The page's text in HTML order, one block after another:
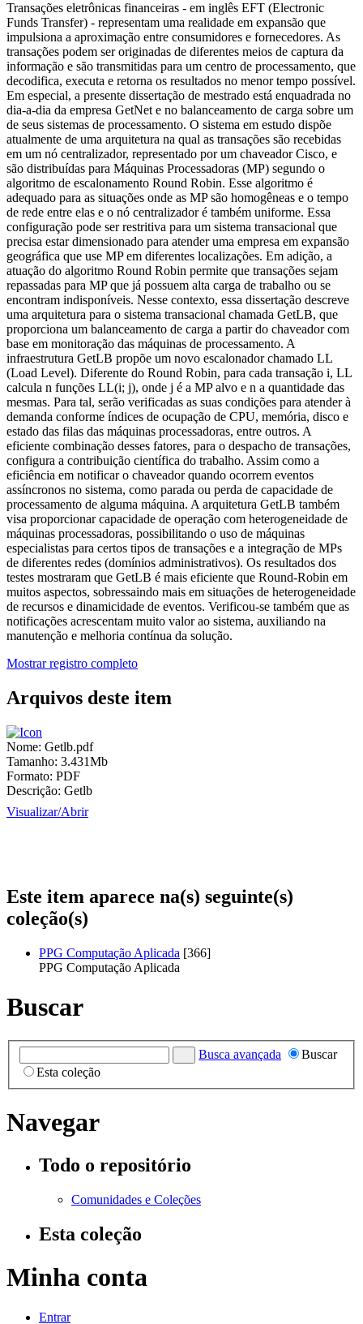
Transações eletrônicas financeiras - em inglês EFT (Electronic
Funds Transfer) - representam uma realidade em expansão que
impulsiona a aproximação entre consumidores e fornecedores. As
transações podem ser originadas de diferentes meios de captura da
informação e são transmitidas para um centro de processamento, que
decodifica, executa e retorna os resultados no menor tempo possível.
Em especial, a presente dissertação de mestrado está enquadrada no
dia-a-dia da empresa GetNet e no balanceamento de carga sobre um
de seus sistemas de processamento. O sistema em estudo dispõe
atualmente de uma arquitetura na qual as transações são recebidas
em um nó centralizador, representado por um chaveador Cisco, e
são distribuídas para Máquinas Processadoras (MP) segundo o
algoritmo de escalonamento Round Robin. Esse algoritmo é
adequado para as situações onde as MP são homogêneas e o tempo
de rede entre elas e o nó centralizador é também uniforme. Essa
configuração pode ser restritiva para um sistema transacional que
precisa estar dimensionado para atender uma empresa em expansão
geográfica que use MP em diferentes localizações. Em adição, a
atuação do algoritmo Round Robin permite que transações sejam
repassadas para MP que já possuem alta carga de trabalho ou se
encontram indisponíveis. Nesse contexto, essa dissertação descreve
uma arquitetura para o sistema transacional chamada GetLB, que
proporciona um balanceamento de carga a partir do chaveador com
base em monitoração das máquinas de processamento. A
infraestrutura GetLB propõe um novo escalonador chamado LL
(Load Level). Diferente do Round Robin, para cada transação i, LL
calcula n funções LL(i; j), onde j é a MP alvo e n a quantidade das
mesmas. Para tal, serão verificadas as suas condições para atender à
demanda conforme índices de ocupação de CPU, memória, disco e
estado das filas das máquinas processadoras, entre outros. A
eficiente combinação desses fatores, para o despacho de transações,
configura a contribuição científica do trabalho. Assim como a
eficiência em notificar o chaveador quando ocorrem eventos
assíncronos no sistema, como parada ou perda de capacidade de
processamento de alguma máquina. A arquitetura GetLB também
visa proporcionar capacidade de operação com heterogeneidade de
máquinas processadoras, possibilitando o uso de máquinas
especialistas para certos tipos de transações e a integração de MPs
de diferentes redes (domínios administrativos). Os resultados dos
testes mostraram que GetLB é mais eficiente que Round-Robin em
muitos aspectos, sobressaindo mais em situações de heterogeneidade
de recursos e dinamicidade de eventos. Verificou-se também que as
notificações acrescentam muito valor ao sistema, auxiliando na
manutenção e melhoria contínua da solução.
Mostrar registro completo
Arquivos deste item
Nome: Getlb.pdf
Tamanho: 3.431Mb
Formato: PDF
Descrição: Getlb
Visualizar/Abrir
Este item aparece na(s) seguinte(s)
coleção(s)
PPG Computação Aplicada [366]
PPG Computação Aplicada
Buscar
Busca avançada
Buscar
Esta coleção
Navegar
Todo o repositório
Comunidades e Coleções
Esta coleção
Minha conta
Entrar